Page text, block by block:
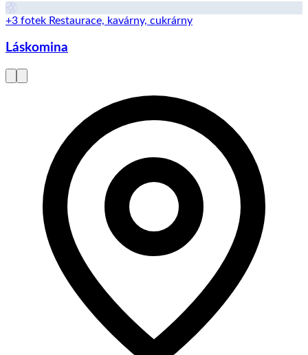
+3 fotek Restaurace, kavárny, cukrárny
Láskomina